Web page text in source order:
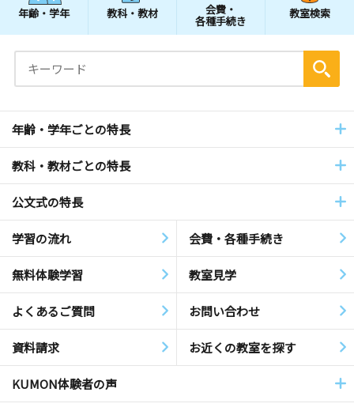
年齢・学年 教科・教材 会費・
各種手続き
教室検索
年齢・学年ごとの特長
教科・教材ごとの特長
公文式の特長
学習の流れ 会費・各種手続き
無料体験学習 教室見学
よくあるご質問 お問い合わせ
資料請求 お近くの教室を探す
KUMON体験者の声